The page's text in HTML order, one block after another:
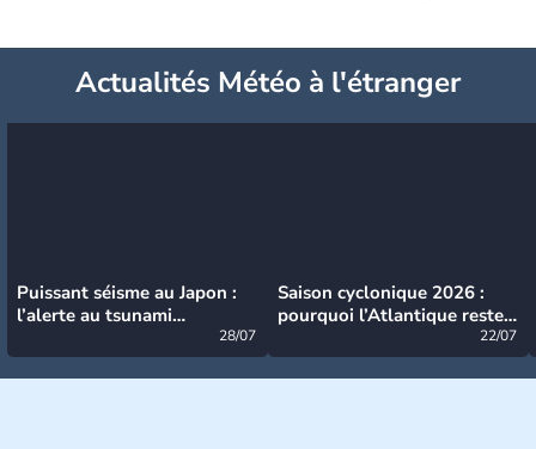
Actualités Météo à l'étranger
Puissant séisme au Japon :
l’alerte au tsunami
28/07
Saison cyclonique 2026 :
pourquoi l’Atlantique reste
22/07